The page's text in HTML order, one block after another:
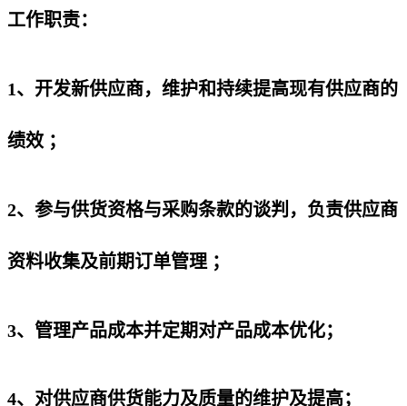
工作职责：
1、开发新供应商，维护和持续提高现有供应商的
绩效 ；
2、参与供货资格与采购条款的谈判，负责供应商
资料收集及前期订单管理 ；
3、管理产品成本并定期对产品成本优化；
4、对供应商供货能力及质量的维护及提高；